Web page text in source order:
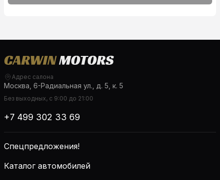
Адрес салона
Москва, 6-Радиальная ул., д. 5, к. 5
Без выходных, с 9:00 до 21:00
+7 499 302 33 69
Спецпредложения!
Каталог автомобилей